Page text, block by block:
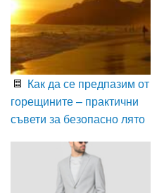
Как да се предпазим от
горещините – практични
съвети за безопасно лято